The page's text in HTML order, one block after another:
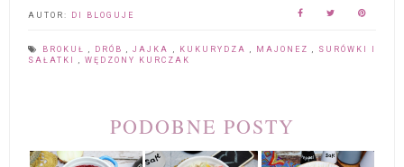
AUTOR: DI BLOGUJE
BROKUŁ DRÓB ,JAJKA KUKURYDZA MAJONEZ
SURÓWKI I
SAŁATKI
WĘDZONY KURCZAK
PODOBNE POSTY